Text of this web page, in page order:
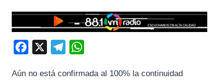
c
l
a
Aún no está confirmada al 100% la continuidad